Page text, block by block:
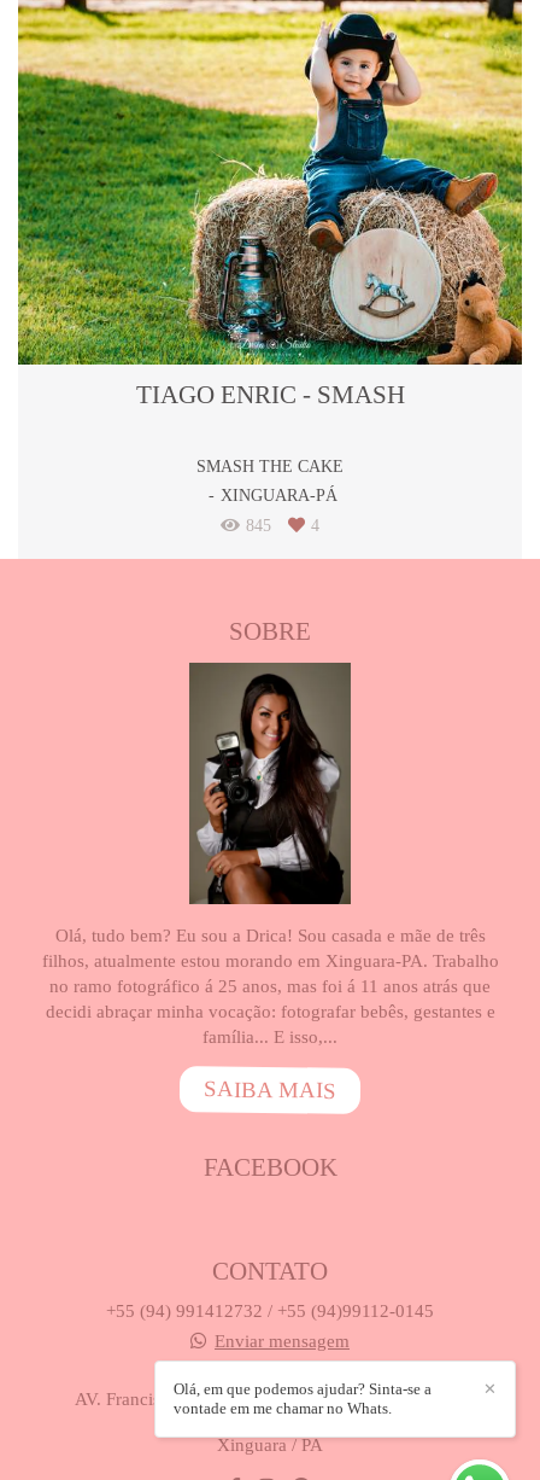
TIAGO ENRIC - SMASH
SMASH THE CAKE
XINGUARA-PÁ
845
4
SOBRE
Olá, tudo bem? Eu sou a Drica! Sou casada e mãe de três
filhos, atualmente estou morando em Xinguara-PA. Trabalho
no ramo fotográfico á 25 anos, mas foi á 11 anos atrás que
decidi abraçar minha vocação: fotografar bebês, gestantes e
família... E isso,...
SAIBA MAIS
FACEBOOK
CONTATO
+55 (94) 991412732 / +55 (94)99112-0145
Enviar mensagem
AV. Francisco Caldeira Castelo Branco, 418, Próx. a
Vidrolar - Centro
Xinguara / PA
✕
Olá, em que podemos ajudar? Sinta-se a
vontade em me chamar no Whats.